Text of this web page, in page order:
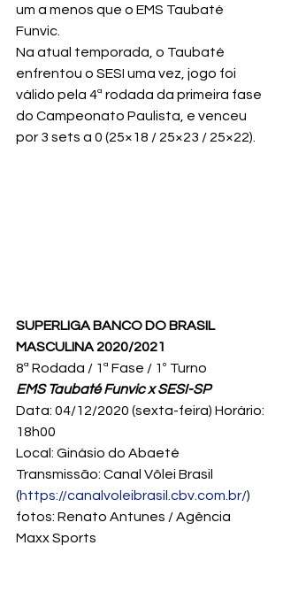
um a menos que o EMS Taubaté
Funvic.
Na atual temporada, o Taubaté
enfrentou o SESI uma vez, jogo foi
válido pela 4ª rodada da primeira fase
do Campeonato Paulista, e venceu
por 3 sets a 0 (25×18 / 25×23 / 25×22).
SUPERLIGA BANCO DO BRASIL
MASCULINA 2020/2021
8ª Rodada / 1ª Fase / 1º Turno
EMS Taubaté Funvic x SESI-SP
Data: 04/12/2020 (sexta-feira) Horário:
18h00
Local: Ginásio do Abaeté
Transmissão: Canal Vôlei Brasil
(https://canalvoleibrasil.cbv.com.br/)
fotos: Renato Antunes / Agência
Maxx Sports